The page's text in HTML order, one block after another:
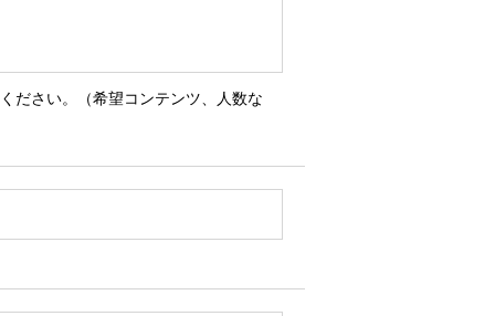
よびウェブビーコンの使用を拒
ださい。（希望コンテンツ、人数な